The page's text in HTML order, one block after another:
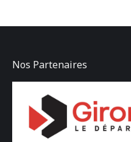
Nos Partenaires